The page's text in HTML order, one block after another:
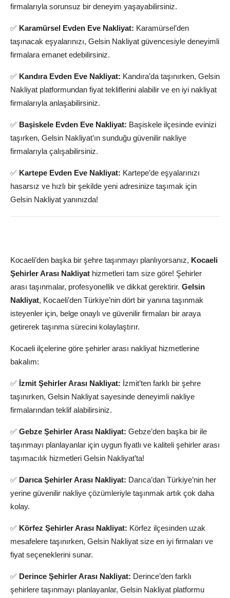
firmalarıyla sorunsuz bir deneyim yaşayabilirsiniz.
✅ Karamürsel Evden Eve Nakliyat: Karamürsel’den
taşınacak eşyalarınızı, Gelsin Nakliyat güvencesiyle deneyimli
firmalara emanet edebilirsiniz.
✅ Kandıra Evden Eve Nakliyat: Kandıra’da taşınırken, Gelsin
Nakliyat platformundan fiyat tekliflerini alabilir ve en iyi nakliyat
firmalarıyla anlaşabilirsiniz.
✅ Başiskele Evden Eve Nakliyat: Başiskele ilçesinde evinizi
taşırken, Gelsin Nakliyat’ın sunduğu güvenilir nakliye
firmalarıyla çalışabilirsiniz.
✅ Kartepe Evden Eve Nakliyat: Kartepe’de eşyalarınızı
hasarsız ve hızlı bir şekilde yeni adresinize taşımak için
Gelsin Nakliyat yanınızda!
Kocaeli’den başka bir şehre taşınmayı planlıyorsanız, Kocaeli
Şehirler Arası Nakliyat hizmetleri tam size göre! Şehirler
arası taşınmalar, profesyonellik ve dikkat gerektirir. Gelsin
Nakliyat, Kocaeli’den Türkiye’nin dört bir yanına taşınmak
isteyenler için, belge onaylı ve güvenilir firmaları bir araya
getirerek taşınma sürecini kolaylaştırır.
Kocaeli ilçelerine göre şehirler arası nakliyat hizmetlerine
bakalım:
✅ İzmit Şehirler Arası Nakliyat: İzmit’ten farklı bir şehre
taşınırken, Gelsin Nakliyat sayesinde deneyimli nakliye
firmalarından teklif alabilirsiniz.
✅ Gebze Şehirler Arası Nakliyat: Gebze’den başka bir ile
taşınmayı planlayanlar için uygun fiyatlı ve kaliteli şehirler arası
taşımacılık hizmetleri Gelsin Nakliyat’ta!
✅ Darıca Şehirler Arası Nakliyat: Darıca’dan Türkiye’nin her
yerine güvenilir nakliye çözümleriyle taşınmak artık çok daha
kolay.
✅ Körfez Şehirler Arası Nakliyat: Körfez ilçesinden uzak
mesafelere taşınırken, Gelsin Nakliyat size en iyi firmaları ve
fiyat seçeneklerini sunar.
✅ Derince Şehirler Arası Nakliyat: Derince’den farklı
şehirlere taşınmayı planlayanlar, Gelsin Nakliyat platformu